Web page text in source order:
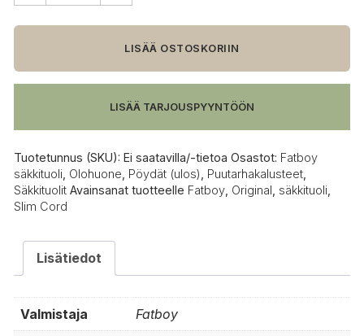
Slim
säkkituoli
määrä
LISÄÄ OSTOSKORIIN
LISÄÄ TARJOUSPYYNTÖÖN
Tuotetunnus (SKU): Ei saatavilla/-tietoa Osastot: Fatboy
säkkituoli Olohuone Pöydät (ulos) Puutarhakalusteet
Säkkituolit Avainsanat tuotteelle Fatboy Original säkkituoli
Slim Cord
Lisätiedot
Valmistaja Fatboy